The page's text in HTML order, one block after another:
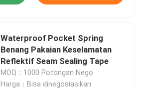
Waterproof Pocket Spring
Benang Pakaian Keselamatan
Reflektif Seam Sealing Tape
MOQ：1000 Potongan Nego
Harga：Bisa dinegosiasikan